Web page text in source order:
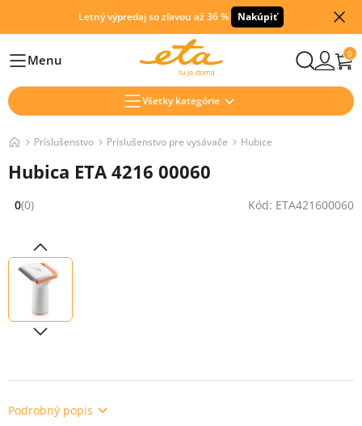
Letný výpredaj so zľavou až 36 % Nakúpiť
HlavníMenu 0
Všetky kategórie
Príslušenstvo Príslušenstvo pre vysávače Hubice
Hubica ETA 4216 00060
Hodnocení: 0 z 5 (0 recenzí)
0(0) Kód: ETA421600060
Podrobný popis